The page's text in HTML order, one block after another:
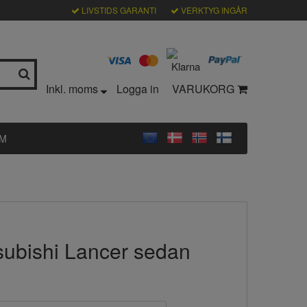
LIVSTIDS GARANTI VERKTYG INGÅR
Inkl. moms Logga in VARUKORG
Lancer sedan